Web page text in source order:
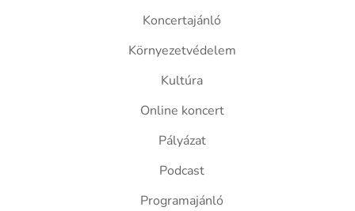
Koncertajánló
Környezetvédelem
Kultúra
Online koncert
Pályázat
Podcast
Programajánló